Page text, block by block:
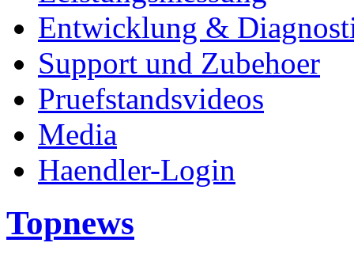
Entwicklung &
Support und Zubehoer
Pruefstandsvideos
Media
Haendler-Login
Topnews